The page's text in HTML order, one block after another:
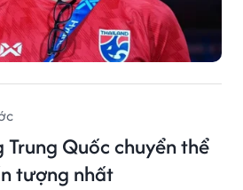
Quốc chuyển thể
tượng nhất